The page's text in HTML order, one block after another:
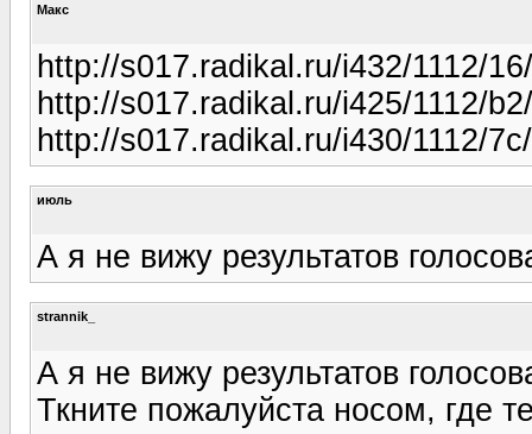
Макс
http://s017.radikal.ru/i432/1112/
http://s017.radikal.ru/i425/1112/
http://s017.radikal.ru/i430/1112/
июль
А я не вижу результатов
strannik_
А я не вижу результатов
Ткните пожалуйста носом, где